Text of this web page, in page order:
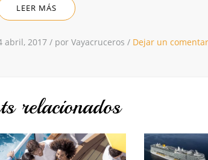
LEER MÁS
abril, 2017 / por Vayacruceros / Dejar un
relacionados